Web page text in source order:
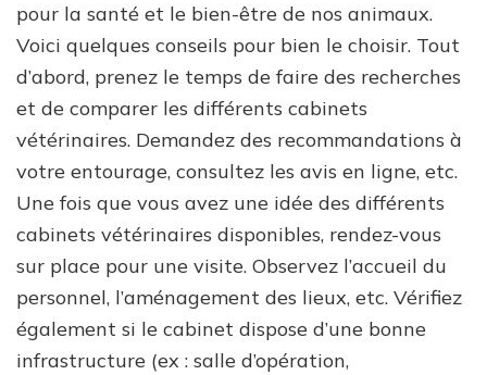
pour la santé et le bien-être de nos animaux.
Voici quelques conseils pour bien le choisir. Tout
d’abord, prenez le temps de faire des recherches
et de comparer les différents cabinets
vétérinaires. Demandez des recommandations à
votre entourage, consultez les avis en ligne, etc.
Une fois que vous avez une idée des différents
cabinets vétérinaires disponibles, rendez-vous
sur place pour une visite. Observez l’accueil du
personnel, l’aménagement des lieux, etc. Vérifiez
également si le cabinet dispose d’une bonne
infrastructure (ex : salle d’opération,